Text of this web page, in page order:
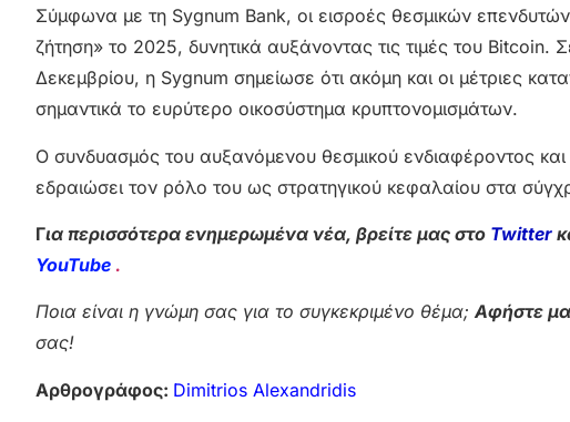
Σύμφωνα με τη Sygnum Bank, οι εισροές θεσμικών
ζήτηση» το 2025, δυνητικά αυξάνοντας τις τιμές του Bitcoin.
Δεκεμβρίου, η Sygnum σημείωσε ότι ακόμη και οι μέτριες
σημαντικά το ευρύτερο οικοσύστημα κρυπτονομισμάτων.
Ο συνδυασμός του αυξανόμενου θεσμικού ενδιαφέροντος
εδραιώσει τον ρόλο του ως στρατηγικού κεφαλαίου στα
Για περισσότερα ενημερωμένα νέα, βρείτε μας στο Twitter
YouTube .
Ποια είναι η γνώμη σας για το συγκεκριμένο θέμα;Αφήστε
σας!
Αρθρογράφος: Dimitrios Alexandridis